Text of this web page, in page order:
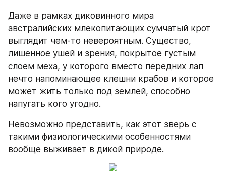
Даже в рамках диковинного мира
австралийских млекопитающих сумчатый крот
выглядит чем-то невероятным. Существо,
лишенное ушей и зрения, покрытое густым
слоем меха, у которого вместо передних лап
нечто напоминающее клешни крабов и которое
может жить только под землей, способно
напугать кого угодно.
Невозможно представить, как этот зверь с
такими физиологическими особенностями
вообще выживает в дикой природе.